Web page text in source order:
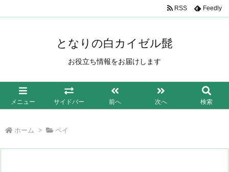
となりの白カイゼル髭
お役立ち情報をお届けします
メニュー サイドバー 前へ 次へ 検索
RSS Feedly
ホーム > ペイ